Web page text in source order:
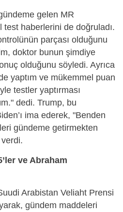
gelen MR
haberlerini de doğruladı.
parçası olduğunu
doktor bunun şimdiye
olduğunu söyledi. Ayrıca
yaptım ve mükemmel puan
testler yaptırması
dedi. Trump, bu
ima ederek, "Benden
gündeme getirmekten
verdi.
ve Abraham
Arabistan Veliaht Prensi
gündem maddeleri